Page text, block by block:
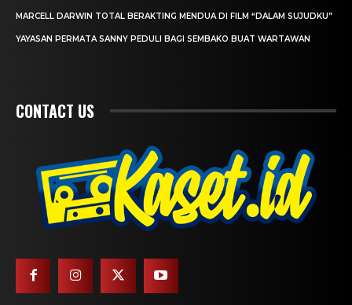
MARCELL DARWIN TOTAL BERAKTING MENDUA DI FILM “DALAM SUJUDKU”
YAYASAN PERMATA SANNY PEDULI BAGI SEMBAKO BUAT WARTAWAN
CONTACT US